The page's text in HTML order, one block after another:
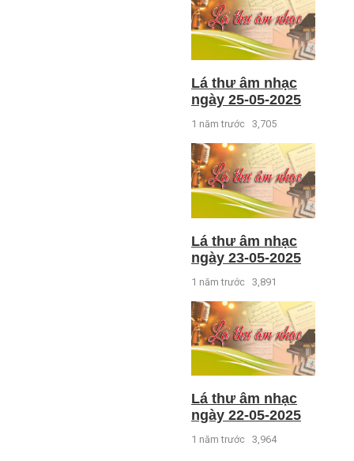
Lá thư âm nhạc
ngày 25-05-2025
1 năm trước 3,705
Lá thư âm nhạc
ngày 23-05-2025
1 năm trước 3,891
Lá thư âm nhạc
ngày 22-05-2025
1 năm trước 3,964